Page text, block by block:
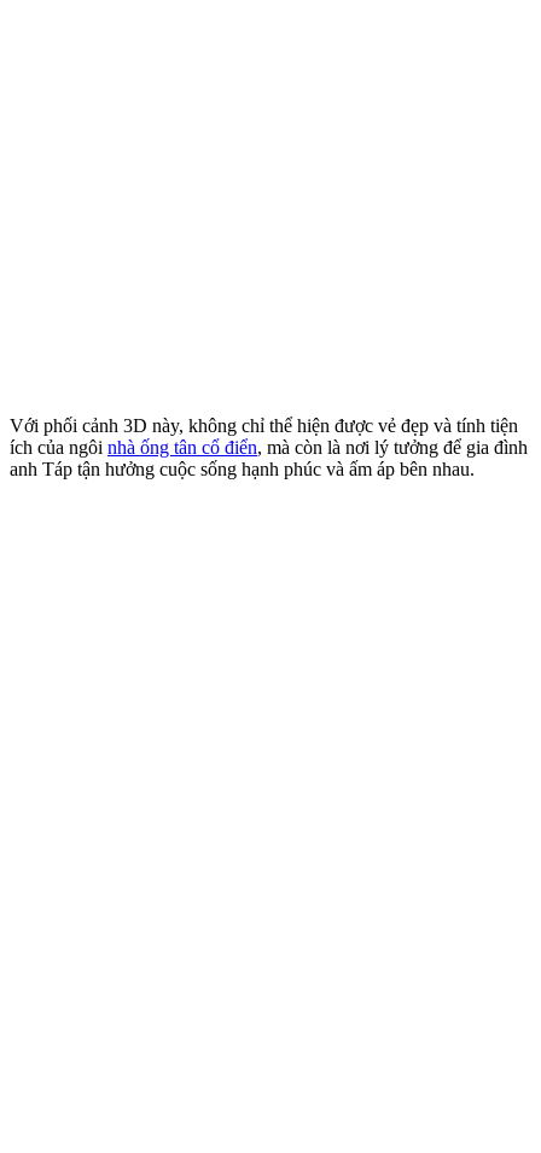
Với phối cảnh 3D này, không chỉ thể hiện được vẻ đẹp và tính tiện
ích của ngôi nhà ống tân cổ điển, mà còn là nơi lý tưởng để gia đình
anh Táp tận hưởng cuộc sống hạnh phúc và ấm áp bên nhau.